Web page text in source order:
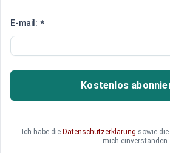
Thüringen-Wahl: AfD
Regierungsbildung
Erstmals bei einer
den ersten Platz. Landeschef
suchen zu wollen. Die
Landes könnte dadurch in
E-mail: *
Kostenlos
Ich habe die Datenschutzerklärung sowie die
mich einverstanden.